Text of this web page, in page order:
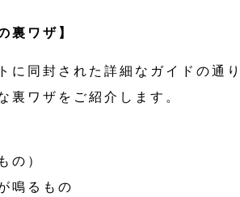
裏ワザ】
に同封された詳細なガイドの通
裏ワザをご紹介します。
の）
鳴るもの